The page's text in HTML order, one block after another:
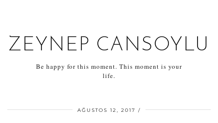
ZEYNEP CANSOYLU
Be happy for this moment. This moment is your
life.
AĞUSTOS 12, 2017